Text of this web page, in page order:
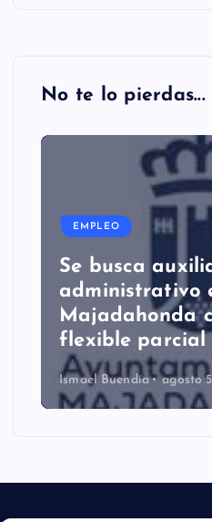
No te lo pierdas...
EMPLEO
Se busca
administrativo
Majadahonda
flexible parcial
Ismael Buendía agosto